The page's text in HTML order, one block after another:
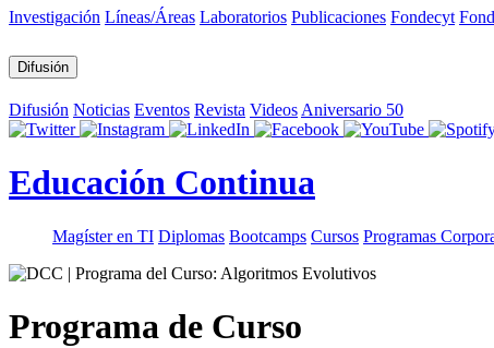
Investigación Líneas/Áreas Laboratorios Publicaciones Fondecyt
Difusión
Difusión Noticias Eventos Revista Videos Aniversario 50
Educación Continua
Magíster en TI Diplomas Bootcamps Cursos Programas
Programa de Curso